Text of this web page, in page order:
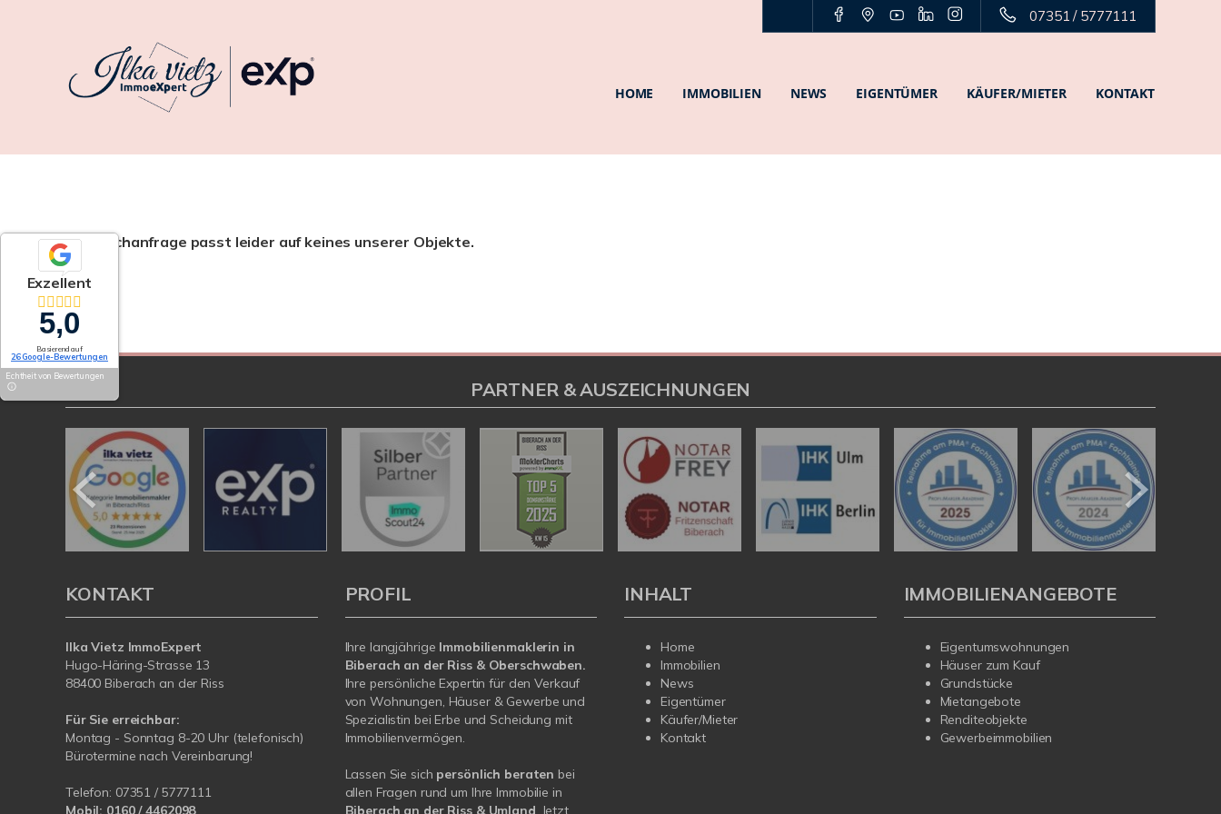
07351 / 5777111
HOME IMMOBILIEN NEWS EIGENTÜMER KÄUFER/MIETER KONTAKT
Ihre Suchanfrage passt leider auf keines unserer Objekte.
Exzellent
5,0
Basierend auf
26 Google-Bewertungen
Echtheit von Bewertungen
PARTNER & AUSZEICHNUNGEN
KONTAKT
Ilka Vietz ImmoExpert
Hugo-Häring-Strasse 13
88400 Biberach an der Riss
Für Sie erreichbar:
Montag - Sonntag 8-20 Uhr (telefonisch)
Bürotermine nach Vereinbarung!
Telefon: 07351 / 5777111
Mobil: 0160 / 4462098
PROFIL
Ihre langjährige Immobilienmaklerin in
Biberach an der Riss & Oberschwaben.
Ihre persönliche Expertin für den Verkauf
von Wohnungen, Häuser & Gewerbe und
Spezialistin bei Erbe und Scheidung mit
Immobilienvermögen.
Lassen Sie sich persönlich beraten bei
allen Fragen rund um Ihre Immobilie in
Biberach an der Riss & Umland . Jetzt
INHALT
Home
Immobilien
News
Eigentümer
Käufer/Mieter
Kontakt
IMMOBILIENANGEBOTE
Eigentumswohnungen
Häuser zum Kauf
Grundstücke
Mietangebote
Renditeobjekte
Gewerbeimmobilien